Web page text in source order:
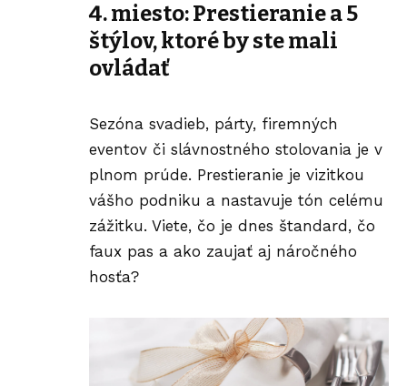
4. miesto: Prestieranie a 5
štýlov, ktoré by ste mali
ovládať
Sezóna svadieb, párty, firemných
eventov či slávnostného stolovania je v
plnom prúde. Prestieranie je vizitkou
vášho podniku a nastavuje tón celému
zážitku. Viete, čo je dnes štandard, čo
faux pas a ako zaujať aj náročného
hosťa?